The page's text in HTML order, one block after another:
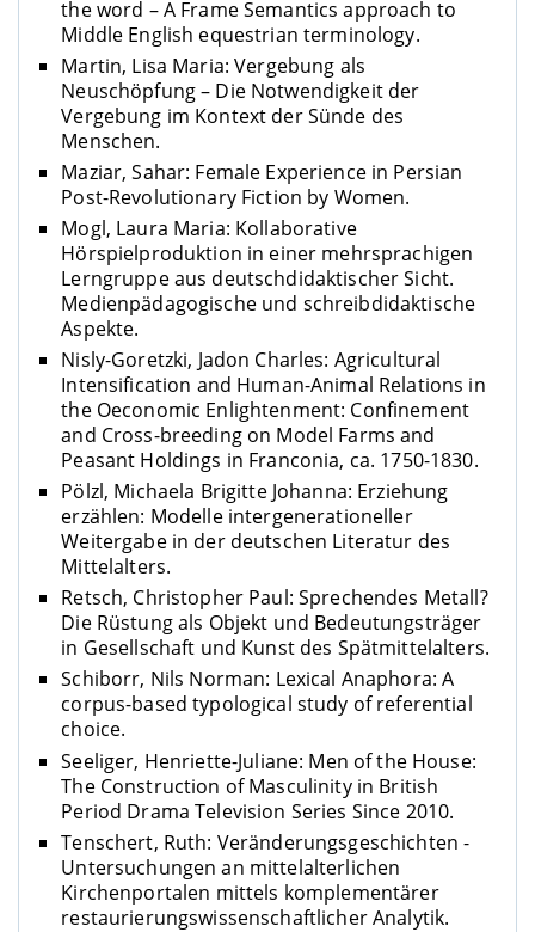
the word – A Frame Semantics approach to
Middle English equestrian terminology.
Martin, Lisa Maria: Vergebung als
Neuschöpfung – Die Notwendigkeit der
Vergebung im Kontext der Sünde des
Menschen.
Maziar, Sahar: Female Experience in Persian
Post-Revolutionary Fiction by Women.
Mogl, Laura Maria: Kollaborative
Hörspielproduktion in einer mehrsprachigen
Lerngruppe aus deutschdidaktischer Sicht.
Medienpädagogische und schreibdidaktische
Aspekte.
Nisly-Goretzki, Jadon Charles: Agricultural
Intensification and Human-Animal Relations in
the Oeconomic Enlightenment: Confinement
and Cross-breeding on Model Farms and
Peasant Holdings in Franconia, ca. 1750-1830.
Pölzl, Michaela Brigitte Johanna: Erziehung
erzählen: Modelle intergenerationeller
Weitergabe in der deutschen Literatur des
Mittelalters.
Retsch, Christopher Paul: Sprechendes Metall?
Die Rüstung als Objekt und Bedeutungsträger
in Gesellschaft und Kunst des Spätmittelalters.
Schiborr, Nils Norman: Lexical Anaphora: A
corpus-based typological study of referential
choice.
Seeliger, Henriette-Juliane: Men of the House:
The Construction of Masculinity in British
Period Drama Television Series Since 2010.
Tenschert, Ruth: Veränderungsgeschichten -
Untersuchungen an mittelalterlichen
Kirchenportalen mittels komplementärer
restaurierungswissenschaftlicher Analytik.